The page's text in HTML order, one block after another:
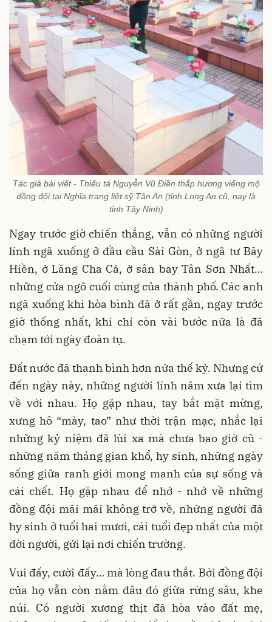
Tác giả bài viết - Thiếu tá Nguyễn Vũ Điền thắp hương viếng mộ
đồng đội tại Nghĩa trang liệt sỹ Tân An (tỉnh Long An cũ, nay là
tỉnh Tây Ninh)
Ngay trước giờ chiến thắng, vẫn có những người
lính ngã xuống ở đầu cầu Sài Gòn, ở ngã tư Bảy
Hiền, ở Lăng Cha Cả, ở sân bay Tân Sơn Nhất…
những cửa ngõ cuối cùng của thành phố. Các anh
ngã xuống khi hòa bình đã ở rất gần, ngay trước
giờ thống nhất, khi chỉ còn vài bước nữa là đã
chạm tới ngày đoàn tụ.
Đất nước đã thanh bình hơn nửa thế kỷ. Nhưng cứ
đến ngày này, những người lính năm xưa lại tìm
về với nhau. Họ gặp nhau, tay bắt mặt mừng,
xưng hô “mày, tao” như thời trận mạc, nhắc lại
những kỷ niệm đã lùi xa mà chưa bao giờ cũ -
những năm tháng gian khổ, hy sinh, những ngày
sống giữa ranh giới mong manh của sự sống và
cái chết. Họ gặp nhau để nhớ - nhớ về những
đồng đội mãi mãi không trở về, những người đã
hy sinh ở tuổi hai mươi, cái tuổi đẹp nhất của một
đời người, gửi lại nơi chiến trường.
Vui đấy, cười đấy… mà lòng đau thắt. Bởi đồng đội
của họ vẫn còn nằm đâu đó giữa rừng sâu, khe
núi. Có người xương thịt đã hòa vào đất mẹ,